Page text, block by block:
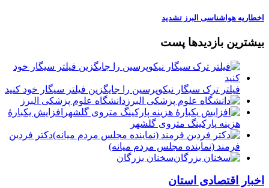
️اخطاریه هواشناسی البرز تشدید
بیشترین بازدیدها پست
فیلتر ترک سیگار نیکوپرسین را جایگزین فیلتر سیگار خود کنید
دانشگاه علوم پزشکی البرز
افزایش یکبارۀ
هزینه پارکینگ متروی گلشهر
دكتر فردين
فرمند (نماينده مجلس مردم میانه)
سخنان بزرگان
اخبار اقتصادی استان